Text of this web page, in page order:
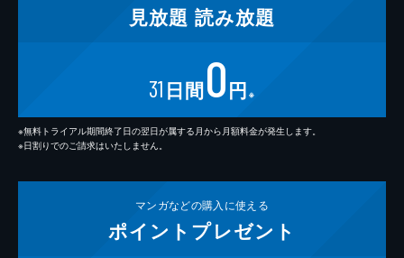
見放題 読み放題
31 日間0円 ※
※無料トライアル期間終了日の翌日が属する月から月額料金が発生します。
※日割りでのご請求はいたしません。
マンガなどの購入に使える
ポイント プレゼント